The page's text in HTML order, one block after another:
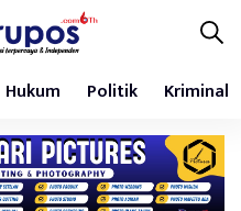
Hukum Politik Kriminal